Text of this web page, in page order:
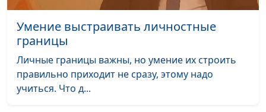
зависимость?
(первая часть)
Лариса Павлова,
психолог
Формы созависимых
отношений (вторая
часть)
Лариса Павлова,
психолог
Формы созависимых
Умение выстраивать личностные
границы
Личные границы важны, но умение их строить
правильно приходит не сразу, этому надо
учиться. Что д...